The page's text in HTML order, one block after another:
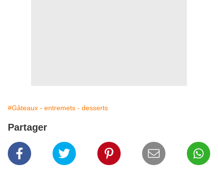
#Gâteaux - entremets - desserts
Partager